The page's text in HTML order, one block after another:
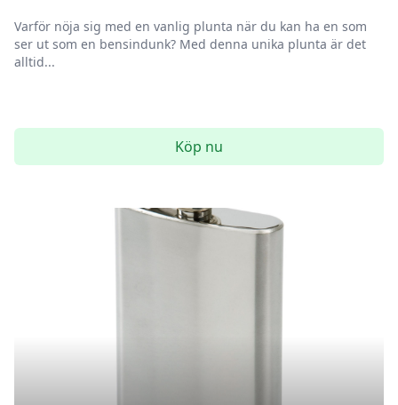
Varför nöja sig med en vanlig plunta när du kan ha en som
ser ut som en bensindunk? Med denna unika plunta är det
alltid...
Köp nu